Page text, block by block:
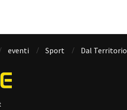
eventi Sport Dal Territorio